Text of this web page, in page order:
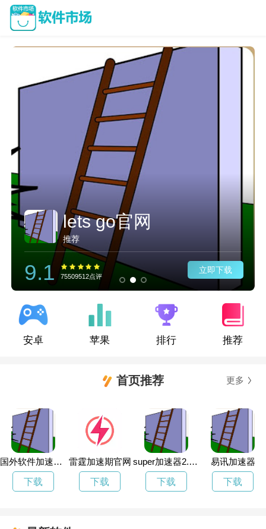
lets go官网
推荐
9.1 75509512点评
立即下载
安卓 苹果 排行 推荐
首页推荐 更多
国外软件加速器下载
下载
雷霆加速期官网
下载
super加速器2.6.6
下载
易讯加速器
下载